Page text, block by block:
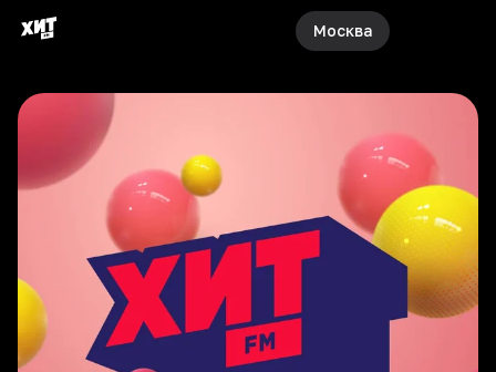
Москва